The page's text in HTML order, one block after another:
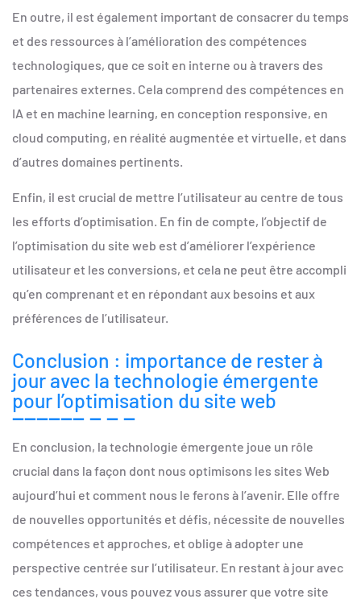
En outre, il est également important de consacrer du temps
et des ressources à l’amélioration des compétences
technologiques, que ce soit en interne ou à travers des
partenaires externes. Cela comprend des compétences en
IA et en machine learning, en conception responsive, en
cloud computing, en réalité augmentée et virtuelle, et dans
d’autres domaines pertinents.
Enfin, il est crucial de mettre l’utilisateur au centre de tous
les efforts d’optimisation. En fin de compte, l’objectif de
l’optimisation du site web est d’améliorer l’expérience
utilisateur et les conversions, et cela ne peut être accompli
qu’en comprenant et en répondant aux besoins et aux
préférences de l’utilisateur.
Conclusion : importance de rester à
jour avec la technologie émergente
pour l’optimisation du site web
En conclusion, la technologie émergente joue un rôle
crucial dans la façon dont nous optimisons les sites Web
aujourd’hui et comment nous le ferons à l’avenir. Elle offre
de nouvelles opportunités et défis, nécessite de nouvelles
compétences et approches, et oblige à adopter une
perspective centrée sur l’utilisateur. En restant à jour avec
ces tendances, vous pouvez vous assurer que votre site